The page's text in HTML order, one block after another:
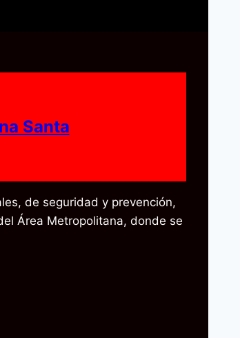
Santa
de seguridad y prevención,
Área Metropolitana, donde se